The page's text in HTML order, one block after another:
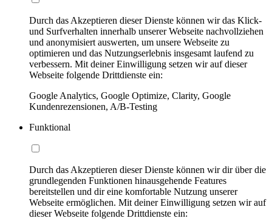
Durch das Akzeptieren dieser Dienste können wir das Klick-
und Surfverhalten innerhalb unserer Webseite nachvollziehen
und anonymisiert auswerten, um unsere Webseite zu
optimieren und das Nutzungserlebnis insgesamt laufend zu
verbessern. Mit deiner Einwilligung setzen wir auf dieser
Webseite folgende Drittdienste ein:
Google Analytics, Google Optimize, Clarity, Google
Kundenrezensionen, A/B-Testing
Funktional
Durch das Akzeptieren dieser Dienste können wir dir über die
grundlegenden Funktionen hinausgehende Features
bereitstellen und dir eine komfortable Nutzung unserer
Webseite ermöglichen. Mit deiner Einwilligung setzen wir auf
dieser Webseite folgende Drittdienste ein: